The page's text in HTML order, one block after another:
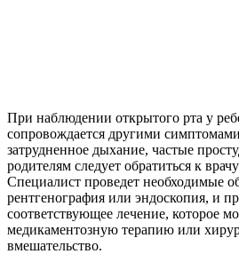
При наблюдении открытого рта у
сопровождается другими
затрудненное дыхание, частые
родителям следует обратиться к
Специалист проведет необходимые
рентгенография или эндоскопия, и
соответствующее лечение, которое
медикаментозную терапию или
вмешательство.